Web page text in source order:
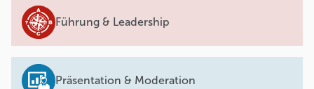
Führung & Leadership
Präsentation & Moderation